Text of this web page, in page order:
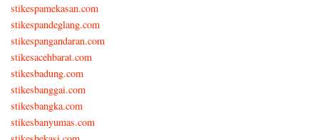
stikespamekasan.com
stikespandeglang.com
stikespangandaran.com
stikesacehbarat.com
stikesbadung.com
stikesbanggai.com
stikesbangka.com
stikesbanyumas.com